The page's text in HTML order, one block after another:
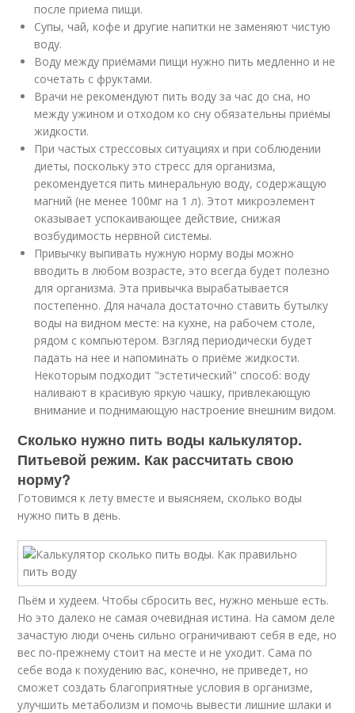
после приема пищи.
Супы, чай, кофе и другие напитки не заменяют чистую
воду.
Воду между приёмами пищи нужно пить медленно и не
сочетать с фруктами.
Врачи не рекомендуют пить воду за час до сна, но
между ужином и отходом ко сну обязательны приёмы
жидкости.
При частых стрессовых ситуациях и при соблюдении
диеты, поскольку это стресс для организма,
рекомендуется пить минеральную воду, содержащую
магний (не менее 100мг на 1 л). Этот микроэлемент
оказывает успокаивающее действие, снижая
возбудимость нервной системы.
Привычку выпивать нужную норму воды можно
вводить в любом возрасте, это всегда будет полезно
для организма. Эта привычка вырабатывается
постепенно. Для начала достаточно ставить бутылку
воды на видном месте: на кухне, на рабочем столе,
рядом с компьютером. Взгляд периодически будет
падать на нее и напоминать о приёме жидкости.
Некоторым подходит "эстетический" способ: воду
наливают в красивую яркую чашку, привлекающую
внимание и поднимающую настроение внешним видом.
Сколько нужно пить воды калькулятор.
Питьевой режим. Как рассчитать свою
норму?
Готовимся к лету вместе и выясняем, сколько воды
нужно пить в день.
Пьём и худеем. Чтобы сбросить вес, нужно меньше есть.
Но это далеко не самая очевидная истина. На самом деле
зачастую люди очень сильно ограничивают себя в еде, но
вес по-прежнему стоит на месте и не уходит. Сама по
себе вода к похудению вас, конечно, не приведет, но
сможет создать благоприятные условия в организме,
улучшить метаболизм и помочь вывести лишние шлаки и